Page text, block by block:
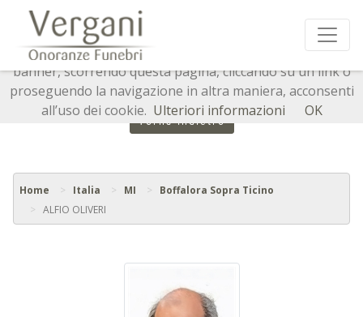
Torna indietro
Home Italia MI
Boffalora Sopra Ticino
ALFIO OLIVERI
Questo sito o gli strumenti terzi da questo utilizzati si
avvalgono di cookie necessari al funzionamento ed utili
alle finalità illustrate nella cookie policy. Chiudendo questo
banner, scorrendo questa pagina, cliccando su un link o
proseguendo la navigazione in altra maniera, acconsenti
all’uso dei cookie. Ulteriori informazioni OK